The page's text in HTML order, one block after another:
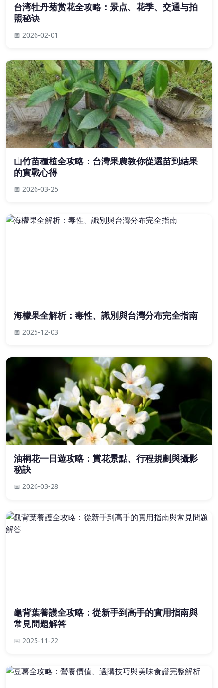
台湾牡丹菊赏花全攻略：景点、花季、交通与拍
照秘诀
📅 2026-02-01
山竹苗種植全攻略：台灣果農教你從選苗到結果
的實戰心得
📅 2026-03-25
海檬果全解析：毒性、識別與台灣分布完全指南
📅 2025-12-03
油桐花一日遊攻略：賞花景點、行程規劃與攝影
秘訣
📅 2026-03-28
龜背葉養護全攻略：從新手到高手的實用指南與
常見問題解答
📅 2025-11-22